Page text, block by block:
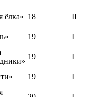
ёлка» 18 II
19 I
19 I
19 I